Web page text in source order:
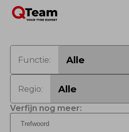
Functie:
Regio:
Verfijn nog meer: